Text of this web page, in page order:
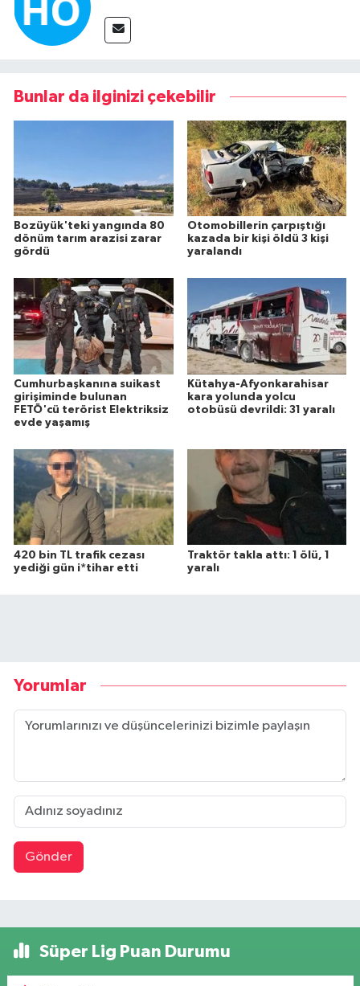
Bunlar da ilginizi çekebilir
Bozüyük'teki yangında 80
dönüm tarım arazisi zarar
gördü
Otomobillerin çarpıştığı
kazada bir kişi öldü 3 kişi
yaralandı
Cumhurbaşkanına suikast
girişiminde bulunan
FETÖ'cü terörist Elektriksiz
evde yaşamış
Kütahya-Afyonkarahisar
kara yolunda yolcu
otobüsü devrildi: 31 yaralı
420 bin TL trafik cezası
yediği gün i*tihar etti
Traktör takla attı: 1 ölü, 1
yaralı
Yorumlar
Gönder
Süper Lig Puan Durumu